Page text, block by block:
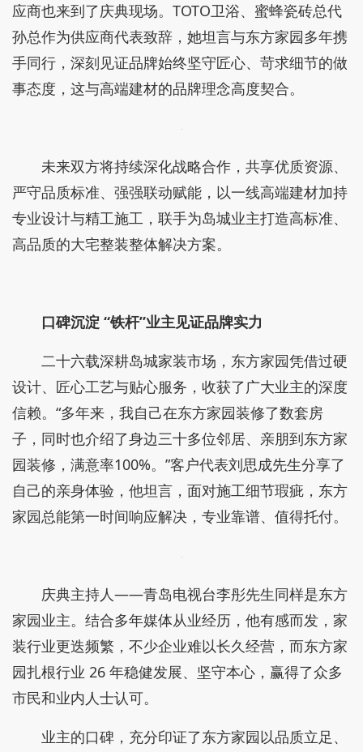
应商也来到了庆典现场。TOTO卫浴、蜜蜂瓷砖总代
孙总作为供应商代表致辞，她坦言与东方家园多年携
手同行，深刻见证品牌始终坚守匠心、苛求细节的做
事态度，这与高端建材的品牌理念高度契合。
未来双方将持续深化战略合作，共享优质资源、
严守品质标准、强强联动赋能，以一线高端建材加持
专业设计与精工施工，联手为岛城业主打造高标准、
高品质的大宅整装整体解决方案。
口碑沉淀 “铁杆”业主见证品牌实力
二十六载深耕岛城家装市场，东方家园凭借过硬
设计、匠心工艺与贴心服务，收获了广大业主的深度
信赖。“多年来，我自己在东方家园装修了数套房
子，同时也介绍了身边三十多位邻居、亲朋到东方家
园装修，满意率100%。”客户代表刘思成先生分享了
自己的亲身体验，他坦言，面对施工细节瑕疵，东方
家园总能第一时间响应解决，专业靠谱、值得托付。
庆典主持人——青岛电视台李彤先生同样是东方
家园业主。结合多年媒体从业经历，他有感而发，家
装行业更迭频繁，不少企业难以长久经营，而东方家
园扎根行业 26 年稳健发展、坚守本心，赢得了众多
市民和业内人士认可。
业主的口碑，充分印证了东方家园以品质立足、